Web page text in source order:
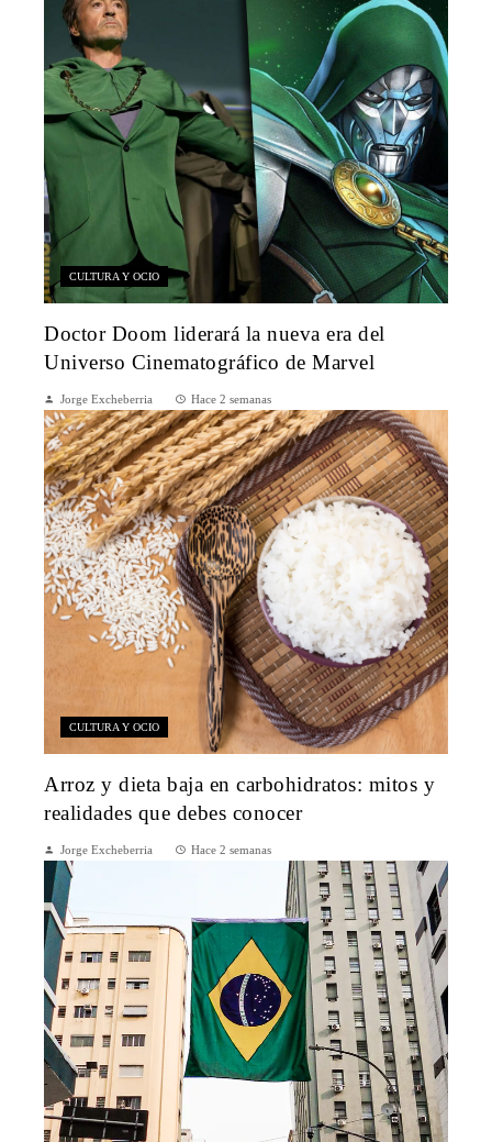
CULTURA Y OCIO
Doctor Doom liderará la nueva era del
Universo Cinematográfico de Marvel
Jorge Excheberria Hace 2 semanas
CULTURA Y OCIO
Arroz y dieta baja en carbohidratos: mitos y
realidades que debes conocer
Jorge Excheberria Hace 2 semanas